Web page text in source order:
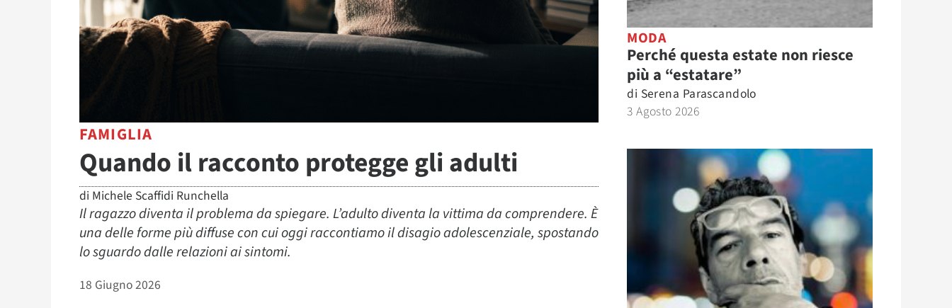
FAMIGLIA
Quando il racconto protegge gli adulti
di Michele Scaffidi Runchella
Il ragazzo diventa il problema da spiegare. L’adulto diventa la vittima da comprendere. È
una delle forme più diffuse con cui oggi raccontiamo il disagio adolescenziale, spostando
lo sguardo dalle relazioni ai sintomi.
18 Giugno 2026
MODA
Perché questa estate non riesce
più a “estatare”
di Serena Parascandolo
3 Agosto 2026